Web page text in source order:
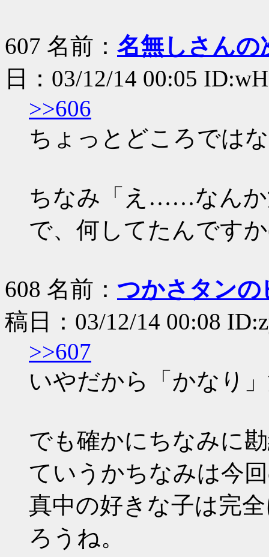
607 名前： 名無しさんの
日：03/12/14 00:05
>>606
ちょっとどころでは
ちなみ「え……なんか
で、何してたんです
608 名前： つかさタンの
稿日：03/12/14 00:08
>>607
いやだから「かなり
でも確かにちなみに
ていうかちなみは今
真中の好きな子は完
ろうね。